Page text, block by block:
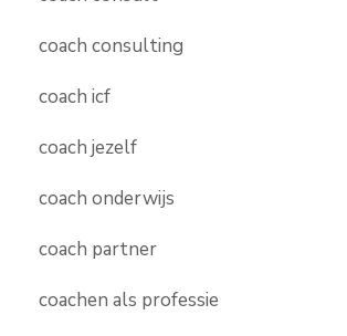
coach consulting
coach icf
coach jezelf
coach onderwijs
coach partner
coachen als professie